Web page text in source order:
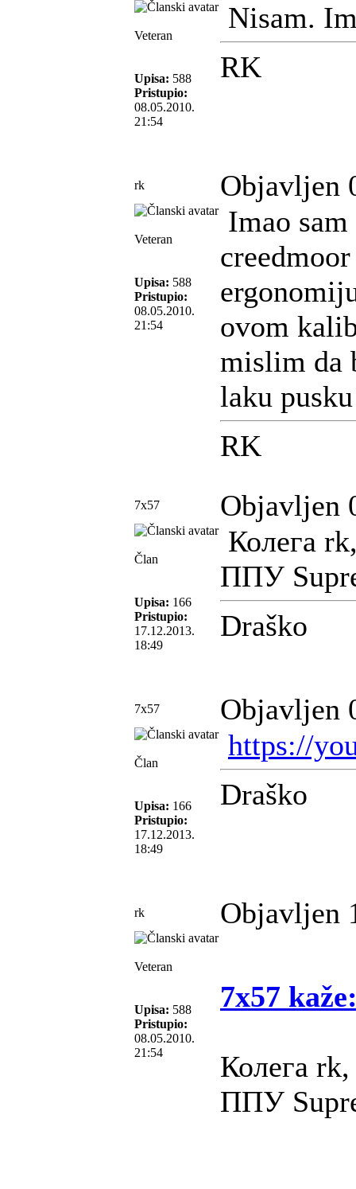
Veteran
Upisa: 588
Pristupio:
08.05.2010.
21:54
Nisam.
RK
rk Objavljen
Veteran
Upisa: 588
Pristupio:
08.05.2010.
21:54
Imao
ovom
mislim da
laku pusku
RK
7x57 Objavljen
Član
Upisa: 166
Pristupio:
17.12.2013.
18:49
Колега
ППУ
Draško
7x57 Objavljen
Član
Upisa: 166
Pristupio:
17.12.2013.
18:49
https://
Draško
rk Objavljen
Veteran
Upisa: 588
Pristupio:
08.05.2010.
21:54
7x57
Колега
ППУ